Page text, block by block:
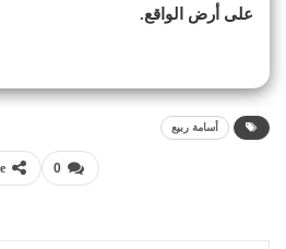
على أرض الواقع.
أسامة ربيع
0